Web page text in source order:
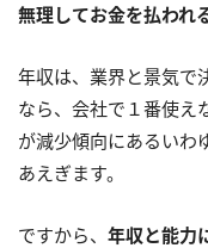
無理してお金を払われ
年収は、業界と景気で
なら、会社で１番使え
が減少傾向にあるいわ
あえぎます。
ですから、 年収と能力